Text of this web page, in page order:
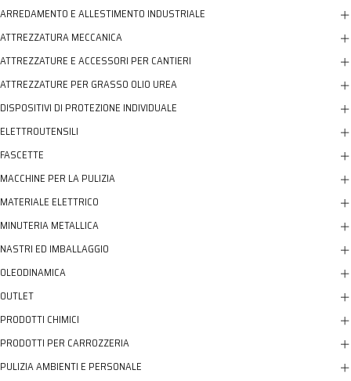
ARREDAMENTO E ALLESTIMENTO INDUSTRIALE
ATTREZZATURA MECCANICA
ATTREZZATURE E ACCESSORI PER CANTIERI
ATTREZZATURE PER GRASSO OLIO UREA
DISPOSITIVI DI PROTEZIONE INDIVIDUALE
ELETTROUTENSILI
FASCETTE
MACCHINE PER LA PULIZIA
MATERIALE ELETTRICO
MINUTERIA METALLICA
NASTRI ED IMBALLAGGIO
OLEODINAMICA
OUTLET
PRODOTTI CHIMICI
PRODOTTI PER CARROZZERIA
PULIZIA AMBIENTI E PERSONALE